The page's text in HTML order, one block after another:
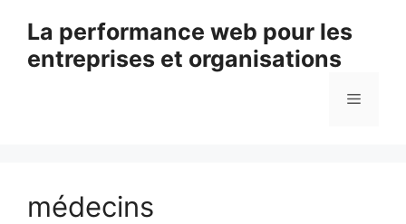
contenu
La performance web pour les
entreprises et organisations
Menu
médecins